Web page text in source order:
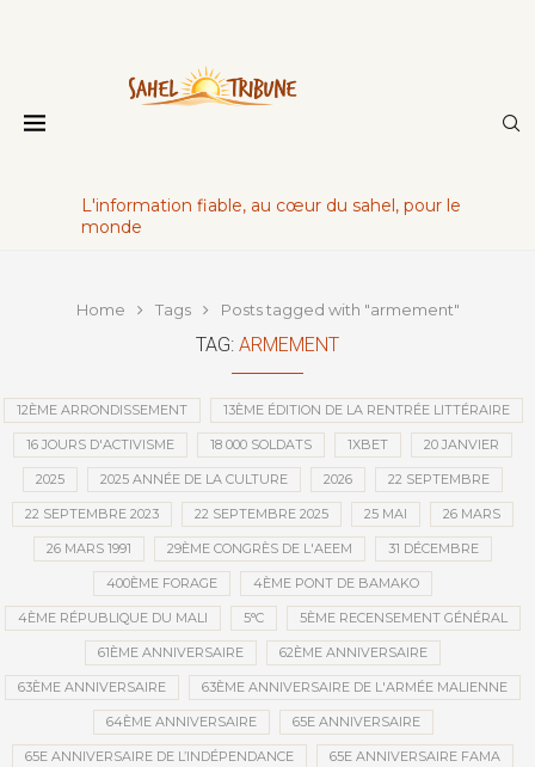
L'information fiable, au cœur du sahel, pour le
monde
Home Tags Posts tagged with "armement"
TAG: ARMEMENT
12ÈME ARRONDISSEMENT 13ÈME ÉDITION DE LA RENTRÉE LITTÉRAIRE
16 JOURS D'ACTIVISME 18 000 SOLDATS 1XBET 20 JANVIER
2025 2025 ANNÉE DE LA CULTURE 2026 22 SEPTEMBRE
22 SEPTEMBRE 2023 22 SEPTEMBRE 2025 25 MAI 26 MARS
26 MARS 1991 29ÈME CONGRÈS DE L'AEEM 31 DÉCEMBRE
400ÈME FORAGE 4ÈME PONT DE BAMAKO
4ÈME RÉPUBLIQUE DU MALI 5°C 5ÈME RECENSEMENT GÉNÉRAL
61ÈME ANNIVERSAIRE 62ÈME ANNIVERSAIRE
63ÈME ANNIVERSAIRE 63ÈME ANNIVERSAIRE DE L'ARMÉE MALIENNE
64ÈME ANNIVERSAIRE 65E ANNIVERSAIRE
65E ANNIVERSAIRE DE L’INDÉPENDANCE 65E ANNIVERSAIRE FAMA